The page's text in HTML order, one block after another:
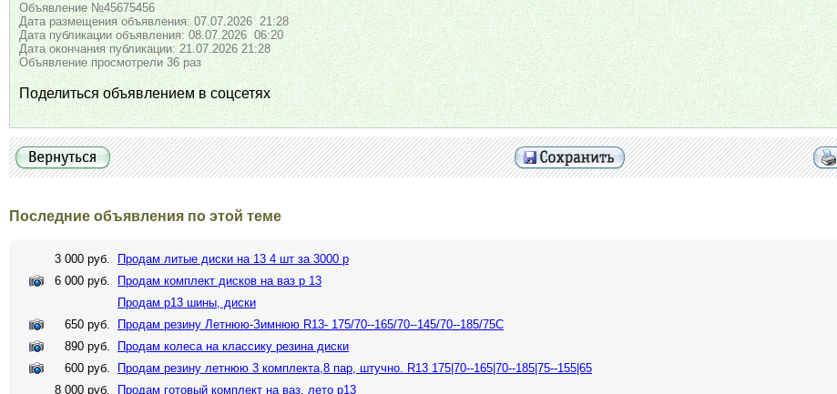
Объявление №45675456
Дата размещения объявления: 07.07.2026 21:28
Дата публикации объявления: 08.07.2026 06:20
Дата окончания публикации: 21.07.2026 21:28
Объявление просмотрели 36 раз
Поделиться объявлением в соцсетях
Последние объявления по этой теме
3 000 руб. Продам литые диски на 13 4 шт за 3000 р
6 000 руб.
Продам комплект дисков на ваз р 13
Продам р13 шины, диски
650 руб.
Продам резину Летнюю-Зимнюю R13- 175/70--165/70--145/70--185/75С
890 руб.
Продам колеса на классику резина диски
600 руб.
Продам резину летнюю 3 комплекта,8 пар, штучно. R13 175|70--165|70--185|75--155|65
8 000 руб.
Продам готовый комплект на ваз, лето р13